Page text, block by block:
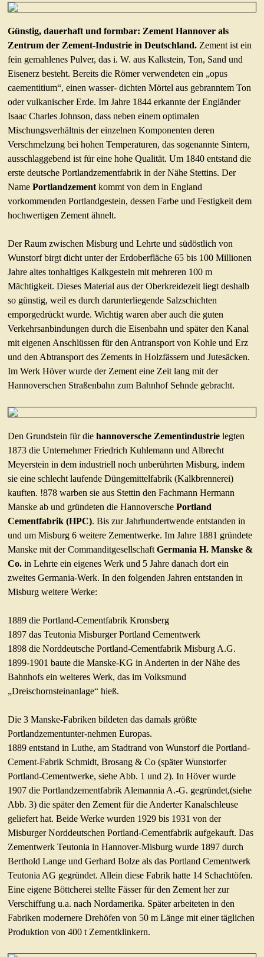
Günstig, dauerhaft und formbar: Zement Hannover als
Zentrum der Zement-Industrie in Deutschland. Zement ist ein
fein gemahlenes Pulver, das i. W. aus Kalkstein, Ton, Sand und
Eisenerz besteht. Bereits die Römer verwendeten ein „opus
caementitium“, einen wasser- dichten Mörtel aus gebranntem Ton
oder vulkanischer Erde. Im Jahre 1844 erkannte der Engländer
Isaac Charles Johnson, dass neben einem optimalen
Mischungsverhältnis der einzelnen Komponenten deren
Verschmelzung bei hohen Temperaturen, das sogenannte Sintern,
ausschlaggebend ist für eine hohe Qualität. Um 1840 entstand die
erste deutsche Portlandzementfabrik in der Nähe Stettins. Der
NamePortlandzement kommt von dem in England
vorkommenden Portlandgestein, dessen Farbe und Festigkeit dem
hochwertigen Zement ähnelt.
Der Raum zwischen Misburg und Lehrte und südöstlich von
Wunstorf birgt dicht unter der Erdoberfläche 65 bis 100 Millionen
Jahre altes tonhaltiges Kalkgestein mit mehreren 100 m
Mächtigkeit. Dieses Material aus der Oberkreidezeit liegt deshalb
so günstig, weil es durch darunterliegende Salzschichten
emporgedrückt wurde. Wichtig waren aber auch die guten
Verkehrsanbindungen durch die Eisenbahn und später den Kanal
mit eigenen Anschlüssen für den Antransport von Kohle und Erz
und den Abtransport des Zements in Holzfässern und Jutesäcken.
Im Werk Höver wurde der Zement eine Zeit lang mit der
Hannoverschen Straßenbahn zum Bahnhof Sehnde gebracht.
Den Grundstein für diehannoversche Zementindustrie legten
1873 die Unternehmer Friedrich Kuhlemann und Albrecht
Meyerstein in dem industriell noch unberührten Misburg, indem
sie eine schlecht laufende Düngemittelfabrik (Kalkbrennerei)
kauften. !878 warben sie aus Stettin den Fachmann Hermann
Manske ab und gründeten die HannoverschePortland
Cementfabrik (HPC). Bis zur Jahrhundertwende entstanden in
und um Misburg 6 weitere Zementwerke. Im Jahre 1881 gründete
Manske mit der CommanditgesellschaftGermania H. Manske &
Co. in Lehrte ein eigenes Werk und 5 Jahre danach dort ein
zweites Germania-Werk. In den folgenden Jahren entstanden in
Misburg weitere Werke:
1889 die Portland-Cementfabrik Kronsberg
1897 das Teutonia Misburger Portland Cementwerk
1898 die Norddeutsche Portland-Cementfabrik Misburg A.G.
1899-1901 baute die Manske-KG in Anderten in der Nähe des
Bahnhofs ein weiteres Werk, das im Volksmund
„Dreischornsteinanlage“ hieß.
Die 3 Manske-Fabriken bildeten das damals größte
Portlandzementunter-nehmen Europas.
1889 entstand in Luthe, am Stadtrand von Wunstorf die Portland-
Cement-Fabrik Schmidt, Brosang & Co (später Wunstorfer
Portland-Cementwerke, siehe Abb. 1 und 2). In Höver wurde
1907 die Portlandzementfabrik Alemannia A.-G. gegründet,(siehe
Abb. 3) die später den Zement für die Anderter Kanalschleuse
geliefert hat. Beide Werke wurden 1929 bis 1931 von der
Misburger Norddeutschen Portland-Cementfabrik aufgekauft. Das
Zementwerk Teutonia in Hannover-Misburg wurde 1897 durch
Berthold Lange und Gerhard Bolze als das Portland Cementwerk
Teutonia AG gegründet. Allein diese Fabrik hatte 14 Schachtöfen.
Eine eigene Böttcherei stellte Fässer für den Zement her zur
Verschiffung u.a. nach Nordamerika. Später arbeiteten in den
Fabriken modernere Drehöfen von 50 m Länge mit einer täglichen
Produktion von 400 t Zementklinkern.